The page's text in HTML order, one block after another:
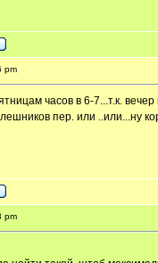
pm
часов в 6-7...т.к.
пер. или ..или...ну
pm